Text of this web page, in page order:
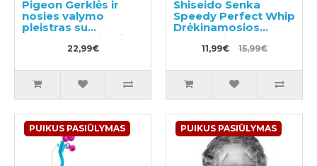
Pigeon Gerklės ir
nosies valymo
pleistras su
eukaliptų aliejumi,
skirtas vaikams nuo
22,99€
Shiseido Senka
Speedy Perfect Whip
Drėkinamosios
valomosios putos su
hialurono rūgštimi
11,99€ 15,99€
PUIKUS PASIŪLYMAS PUIKUS PASIŪLYMAS